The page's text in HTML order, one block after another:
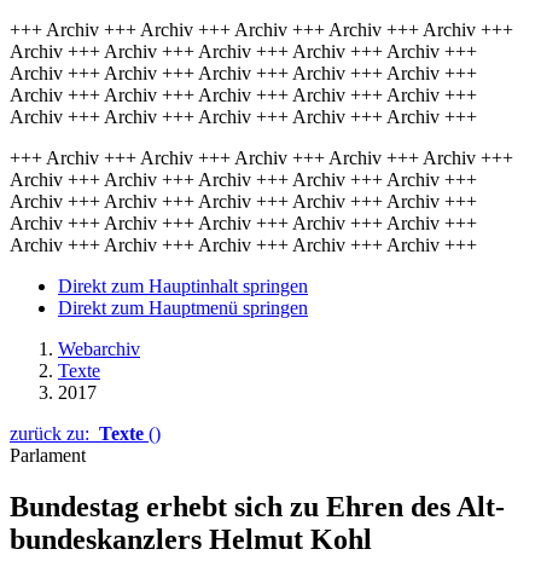
+++ Archiv +++ Archiv +++ Archiv +++ Archiv +++ Archiv +++
Archiv +++ Archiv +++ Archiv +++ Archiv +++ Archiv +++
Archiv +++ Archiv +++ Archiv +++ Archiv +++ Archiv +++
Archiv +++ Archiv +++ Archiv +++ Archiv +++ Archiv +++
Archiv +++ Archiv +++ Archiv +++ Archiv +++ Archiv +++
+++ Archiv +++ Archiv +++ Archiv +++ Archiv +++ Archiv +++
Archiv +++ Archiv +++ Archiv +++ Archiv +++ Archiv +++
Archiv +++ Archiv +++ Archiv +++ Archiv +++ Archiv +++
Archiv +++ Archiv +++ Archiv +++ Archiv +++ Archiv +++
Archiv +++ Archiv +++ Archiv +++ Archiv +++ Archiv +++
Direkt zum Hauptinhalt springen
Direkt zum Hauptmenü springen
Webarchiv
Texte
2017
zurück zu: Texte ()
Parlament
Bundestag erhebt sich zu Ehren des Alt­
bun­des­kanz­lers Hel­mut Kohl